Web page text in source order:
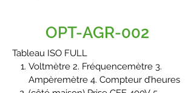
OPT-AGR-002
Tableau ISO FULL
Voltmètre 2. Fréquencemètre 3.
Ampèremètre 4. Compteur d’heures